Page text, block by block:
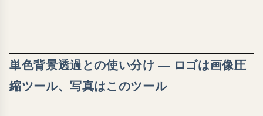
単色背景透過との使い分け — ロゴは画像圧
縮ツール、写真はこのツール